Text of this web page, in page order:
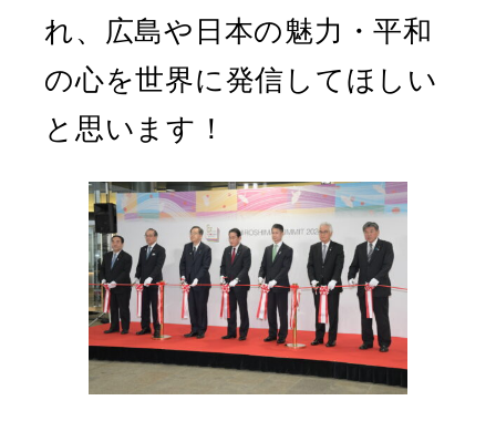
れ、広島や日本の魅力・平和
の心を世界に発信してほしい
と思います！